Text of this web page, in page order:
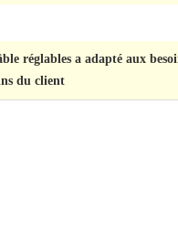
réglables a adapté aux
du client